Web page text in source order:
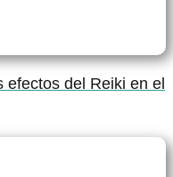
del Reiki en el